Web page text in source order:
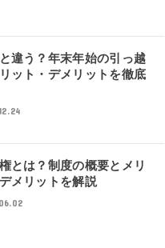
違う？年末年始の引っ越
ット・デメリットを徹底
とは？制度の概要とメリ
メリットを解説